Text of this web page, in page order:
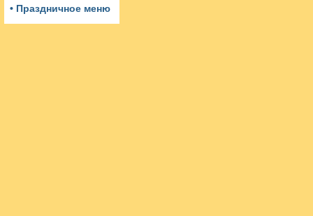
• Праздничное меню